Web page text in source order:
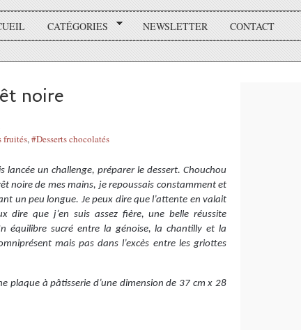
CATÉGORIES NEWSLETTER CONTACT
noire
fruités,#Desserts chocolatés
lancée un challenge, préparer le dessert. Chouchou
noire de mes mains, je repoussais constamment et
un peu longue. Je peux dire que l’attente en valait
que j’en suis assez fière, une belle réussite
équilibre sucré entre la génoise, la chantilly et la
mais pas dans l’excès entre les griottes
plaque à pâtisserie d’une dimension de 37 cm x 28